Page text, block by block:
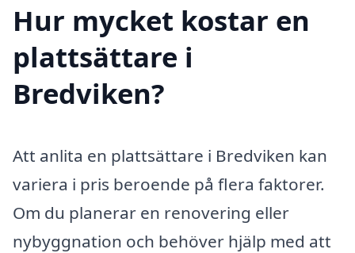
Hur mycket kostar en
plattsättare i
Bredviken?
Att anlita en plattsättare i Bredviken kan
variera i pris beroende på flera faktorer.
Om du planerar en renovering eller
nybyggnation och behöver hjälp med att